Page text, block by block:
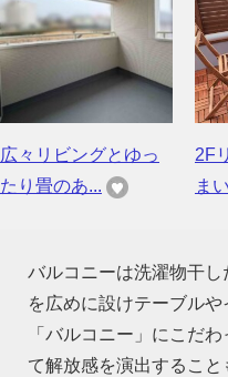
広々リビングとゆっ
たり畳のあ...
2F
まい
バルコニーは洗濯物干
を広めに設けテーブル
「バルコニー」にこだ
て解放感を演出するこ